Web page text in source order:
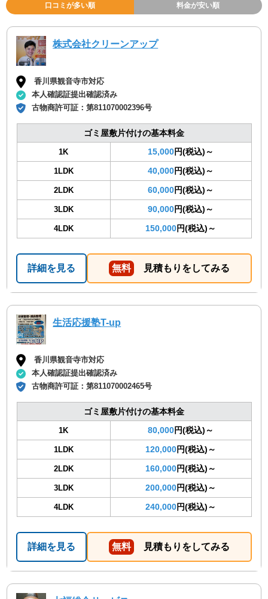
口コミが多い順 料金が安い順
株式会社クリーンアップ
香川県観音寺市対応
本人確認証提出確認済み
古物商許可証：第811070002396号
ゴミ屋敷片付けの基本料金
1K 15,000円(税込)～
1LDK 40,000円(税込)～
2LDK 60,000円(税込)～
3LDK 90,000円(税込)～
4LDK 150,000円(税込)～
詳細を見る 無料 見積もりをしてみる
生活応援塾T-up
香川県観音寺市対応
本人確認証提出確認済み
古物商許可証：第811070002465号
ゴミ屋敷片付けの基本料金
1K 80,000円(税込)～
1LDK 120,000円(税込)～
2LDK 160,000円(税込)～
3LDK 200,000円(税込)～
4LDK 240,000円(税込)～
詳細を見る 無料 見積もりをしてみる